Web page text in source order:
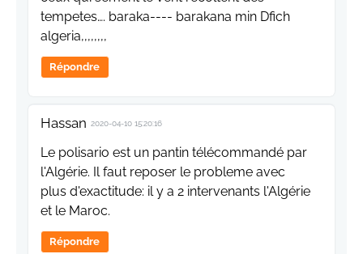
tempetes…. baraka---- barakana min Dfich
algeria,,,,,,,,
Répondre
Hassan 2020-04-10 15:20:16
Le polisario est un pantin télécommandé par
l'Algérie. Il faut reposer le probleme avec
plus d'exactitude: il y a 2 intervenants l'Algérie
et le Maroc.
Répondre